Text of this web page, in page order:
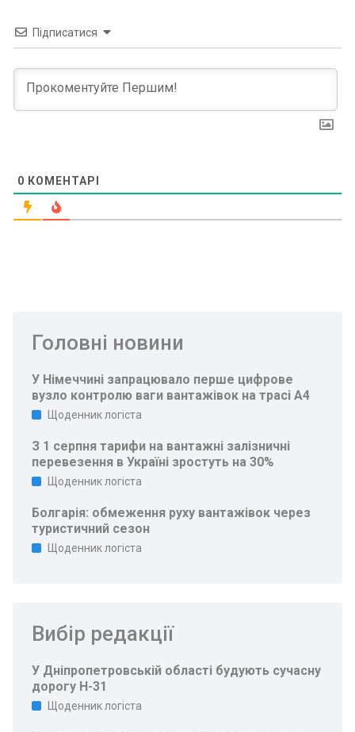
Підписатися
0 КОМЕНТАРІ
Головні новини
У Німеччині запрацювало перше цифрове
вузло контролю ваги вантажівок на трасі A4
Щоденник логіста
З 1 серпня тарифи на вантажні залізничні
перевезення в Україні зростуть на 30%
Щоденник логіста
Болгарія: обмеження руху вантажівок через
туристичний сезон
Щоденник логіста
Вибір редакції
У Дніпропетровській області будують сучасну
дорогу Н-31
Щоденник логіста